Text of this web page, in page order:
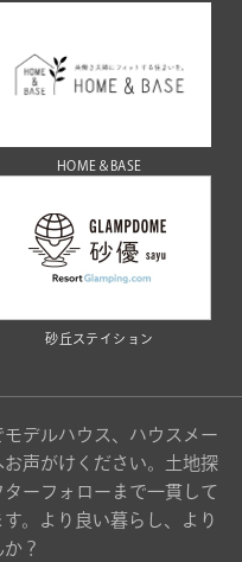
HOME＆BASE
砂丘ステイション
デルハウス、ハウスメー
声がけください。土地探
ーフォローまで一貫して
。より良い暮らし、より
？